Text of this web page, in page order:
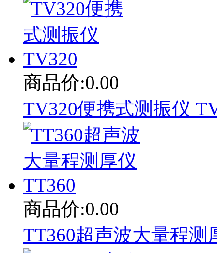
商品价:0.00
TV320便携式测振仪
商品价:0.00
TT360超声波大量程测